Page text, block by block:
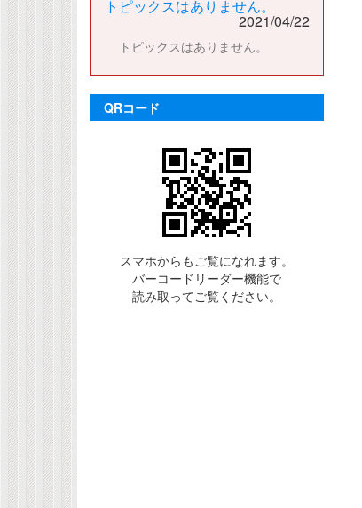
トピックスはありません。
2021/04/22
トピックスはありません。
QRコード
スマホからもご覧になれます。
バーコードリーダー機能で
読み取ってご覧ください。